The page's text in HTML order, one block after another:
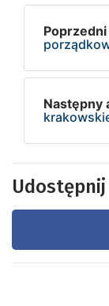
Poprzedni
Następny